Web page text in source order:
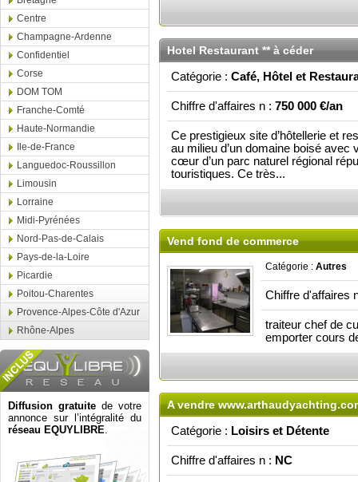
Centre
Champagne-Ardenne
Confidentiel
Corse
DOM TOM
Franche-Comté
Haute-Normandie
Ile-de-France
Languedoc-Roussillon
Limousin
Lorraine
Midi-Pyrénées
Nord-Pas-de-Calais
Pays-de-la-Loire
Picardie
Poitou-Charentes
Provence-Alpes-Côte d'Azur
Rhône-Alpes
Diffusion gratuite de votre
annonce sur l’intégralité du
réseau EQUYLIBRE.
Hotel Restaurant ** à céder
Catégorie : Café, Hôtel et
Chiffre d'affaires n : 750 000 €/an
Ce prestigieux site d’hôtellerie et
au milieu d’un domaine boisé avec
cœur d’un parc naturel régional
touristiques. Ce très...
Vend fond de commerce
Catégorie : Autres
Chiffre d'affaires
traiteur chef de
emporter cours
A vendre
Catégorie : Loisirs et Détente
Chiffre d'affaires n : NC